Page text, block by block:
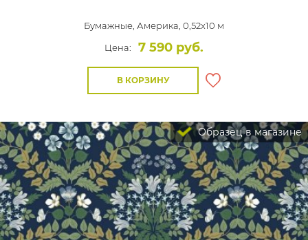
Бумажные, Америка, 0,52x10 м
Цена:
7 590 руб.
В КОРЗИНУ
Образец в магазине